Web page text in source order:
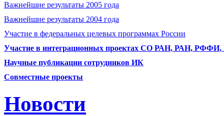
Важнейшие результаты 2005 года
Важнейшие результаты 2004 года
Участие в федеральных целевых программах России
Участие в интеграционных проектах СО РАН, РАН,
Научные публикации сотрудников ИК
Совместные проекты
Новости